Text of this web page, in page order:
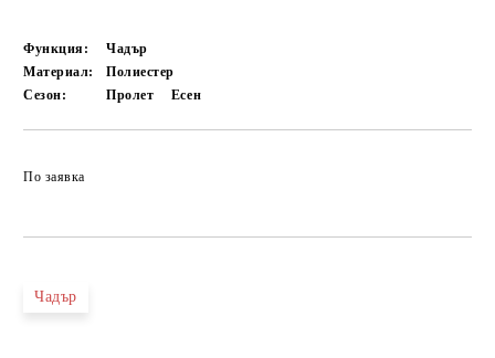
Функция:
Чадър
Материал:
Полиестер
Сезон:
Пролет Есен
По заявка
Чадър